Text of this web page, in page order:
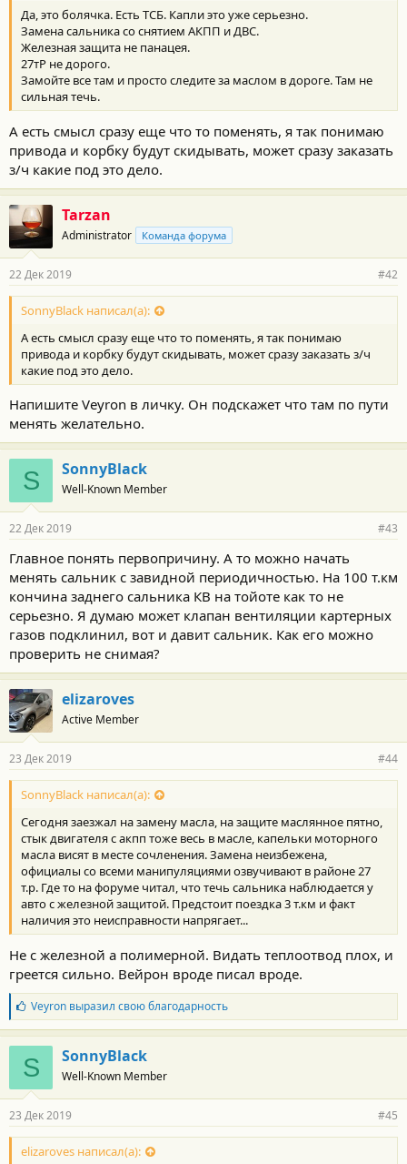
Да, это болячка. Есть ТСБ. Капли это уже серьезно.
Замена сальника со снятием АКПП и ДВС.
Железная защита не панацея.
27тР не дорого.
Замойте все там и просто следите за маслом в дороге. Там не
сильная течь.
А есть смысл сразу еще что то поменять, я так понимаю
привода и корбку будут скидывать, может сразу заказать
з/ч какие под это дело.
Tarzan
Administrator Команда форума
22 Дек 2019 #42
SonnyBlack написал(а):
А есть смысл сразу еще что то поменять, я так понимаю
привода и корбку будут скидывать, может сразу заказать з/ч
какие под это дело.
Напишите Veyron в личку. Он подскажет что там по пути
менять желательно.
S SonnyBlack
Well-Known Member
22 Дек 2019 #43
Главное понять первопричину. А то можно начать
менять сальник с завидной периодичностью. На 100 т.км
кончина заднего сальника КВ на тойоте как то не
серьезно. Я думаю может клапан вентиляции картерных
газов подклинил, вот и давит сальник. Как его можно
проверить не снимая?
elizaroves
Active Member
23 Дек 2019 #44
SonnyBlack написал(а):
Сегодня заезжал на замену масла, на защите маслянное пятно,
стык двигателя с акпп тоже весь в масле, капельки моторного
масла висят в месте сочленения. Замена неизбежена,
официалы со всеми манипуляциями озвучивают в районе 27
т.р. Где то на форуме читал, что течь сальника наблюдается у
авто с железной защитой. Предстоит поездка 3 т.км и факт
наличия это неисправности напрягает...
Не с железной а полимерной. Видать теплоотвод плох, и
греется сильно. Вейрон вроде писал вроде.
Б
л
а
г
о
д
а
н
о
с
Veyronвыразил свою благодарность
S SonnyBlack
Well-Known Member
23 Дек 2019 #45
elizaroves написал(а):